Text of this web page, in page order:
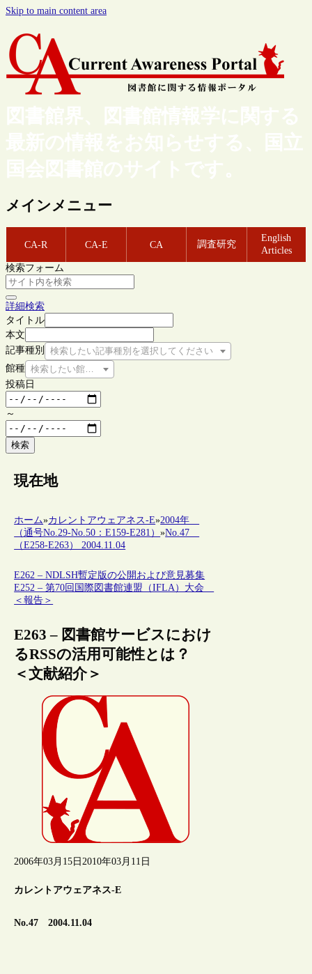
Skip to main content area
図書館界、図書館情報学に関する
最新の情報をお知らせする、国立
国会図書館のサイトです。
メインメニュー
CA-R CA-E CA 調査研究
English
Articles
検索フォーム
詳細検索
タイトル
本文
記事種別
検索したい記事種別を選択してください
館種 検索したい館種を選択してください
投稿日
～
検索
現在地
ホーム»カレントアウェアネス-E»2004年
（通号No.29-No.50：E159-E281）»No.47
（E258-E263） 2004.11.04
E262 – NDLSH暫定版の公開および意見募集
E252 – 第70回国際図書館連盟（IFLA）大会
＜報告＞
E263 – 図書館サービスにおけ
るRSSの活用可能性とは？
＜文献紹介＞
2006年03月15日 2010年03月11日
カレントアウェアネス-E
No.47 2004.11.04